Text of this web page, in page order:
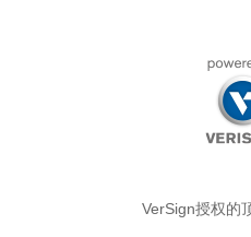
VerSign授权的